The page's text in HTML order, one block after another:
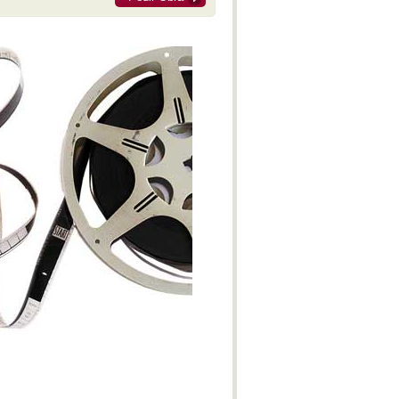
del Plata
Alexander Nevsky - Cantata
Benzecry - Sinfonía No. 2 - M-I
- Concierto para violín
M-I
Polimeni - Sospechoso
Benzecry - Concierto para violín
II
- Concierto para violín
III
- Adagio fantástico
- Sol aymará
- Inti Raymi
Shostakovich - Obertura festiva
Doura - La Pasión de Saverio
Khatchaturian - Danza del sable
- La Pasión de Saverio